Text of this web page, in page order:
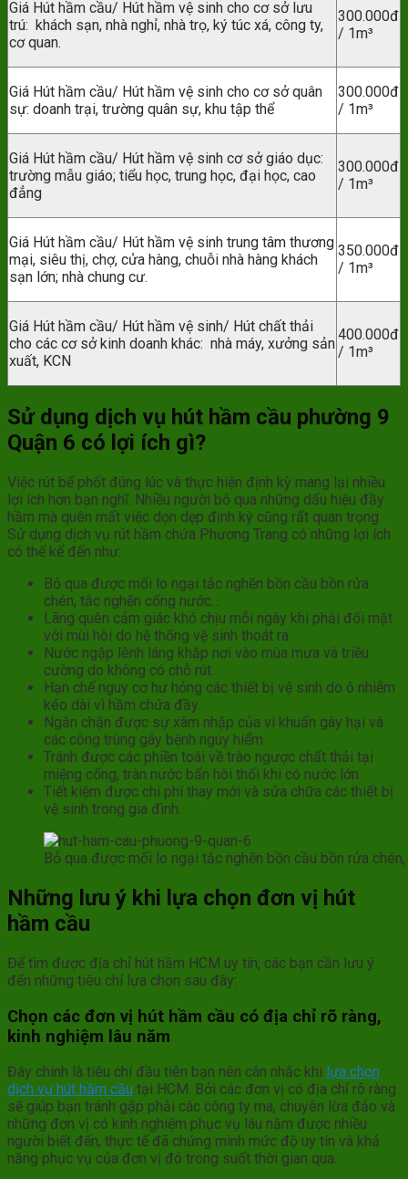
Giá Hút hầm cầu/ Hút hầm vệ sinh cho cơ sở lưu
trú: khách sạn, nhà nghỉ, nhà trọ, ký túc xá, công ty,
cơ quan.
300.000đ
/ 1m³
Giá Hút hầm cầu/ Hút hầm vệ sinh cho cơ sở quân
sự: doanh trại, trường quân sự, khu tập thể
300.000đ
/ 1m³
Giá Hút hầm cầu/ Hút hầm vệ sinh cơ sở giáo dục:
trường mẫu giáo; tiểu học, trung học, đại học, cao
đẳng
300.000đ
/ 1m³
Giá Hút hầm cầu/ Hút hầm vệ sinh trung tâm thương
mại, siêu thị, chợ, cửa hàng, chuỗi nhà hàng khách
sạn lớn; nhà chung cư.
350.000đ
/ 1m³
Giá Hút hầm cầu/ Hút hầm vệ sinh/ Hút chất thải
cho các cơ sở kinh doanh khác: nhà máy, xưởng sản
xuất, KCN
400.000đ
/ 1m³
Sử dụng dịch vụ hút hầm cầu phường 9
Quận 6 có lợi ích gì?
Việc rút bể phốt đúng lúc và thực hiện định kỳ mang lại nhiều
lợi ích hơn bạn nghĩ. Nhiều người bỏ qua những dấu hiệu đầy
hầm mà quên mất việc dọn dẹp định kỳ cũng rất quan trọng.
Sử dụng dịch vụ rút hầm chứa Phương Trang có những lợi ích
có thể kể đến như:
Bỏ qua được mối lo ngại tắc nghẽn bồn cầu bồn rửa
chén, tắc nghẽn cống nước…
Lãng quên cảm giác khó chịu mỗi ngày khi phải đối mặt
với mùi hôi do hệ thống vệ sinh thoát ra.
Nước ngập lênh láng khắp nơi vào mùa mưa và triều
cường do không có chỗ rút.
Hạn chế nguy cơ hư hỏng các thiết bị vệ sinh do ô nhiễm
kéo dài vì hầm chứa đầy.
Ngăn chặn được sự xâm nhập của vi khuẩn gây hại và
các công trùng gây bệnh nguy hiểm.
Tránh được các phiền toái về trào ngược chất thải tại
miệng cống, tràn nước bẩn hôi thối khi có nước lớn.
Tiết kiệm được chi phí thay mới và sửa chữa các thiết bị
vệ sinh trong gia đình.
Bỏ qua được mối lo ngại tắc nghẽn bồn cầu bồn rửa
Những lưu ý khi lựa chọn đơn vị hút
hầm cầu
Để tìm được địa chỉ hút hầm HCM uy tín, các bạn cần lưu ý
đến những tiêu chí lựa chọn sau đây:
Chọn các đơn vị hút hầm cầu có địa chỉ rõ ràng,
kinh nghiệm lâu năm
Đây chính là tiêu chí đầu tiên bạn nên cân nhắc khi lựa chọn
dịch vụ hút hầm cầu tại HCM. Bởi các đơn vị có địa chỉ rõ ràng
sẽ giúp bạn tránh gặp phải các công ty ma, chuyên lừa đảo và
những đơn vị có kinh nghiệm phục vụ lâu năm được nhiều
người biết đến, thực tế đã chứng minh mức độ uy tín và khả
năng phục vụ của đơn vị đó trong suốt thời gian qua.